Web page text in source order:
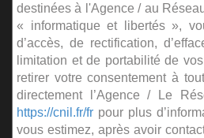
destinées à l'Agence / au
« informatique et libertés »,
d’accès, de rectification,
limitation et de portabilité de
retirer votre consentement à
directement l’Agence / Le
https://cnil.fr/fr pour plus
vous estimez, après avoir